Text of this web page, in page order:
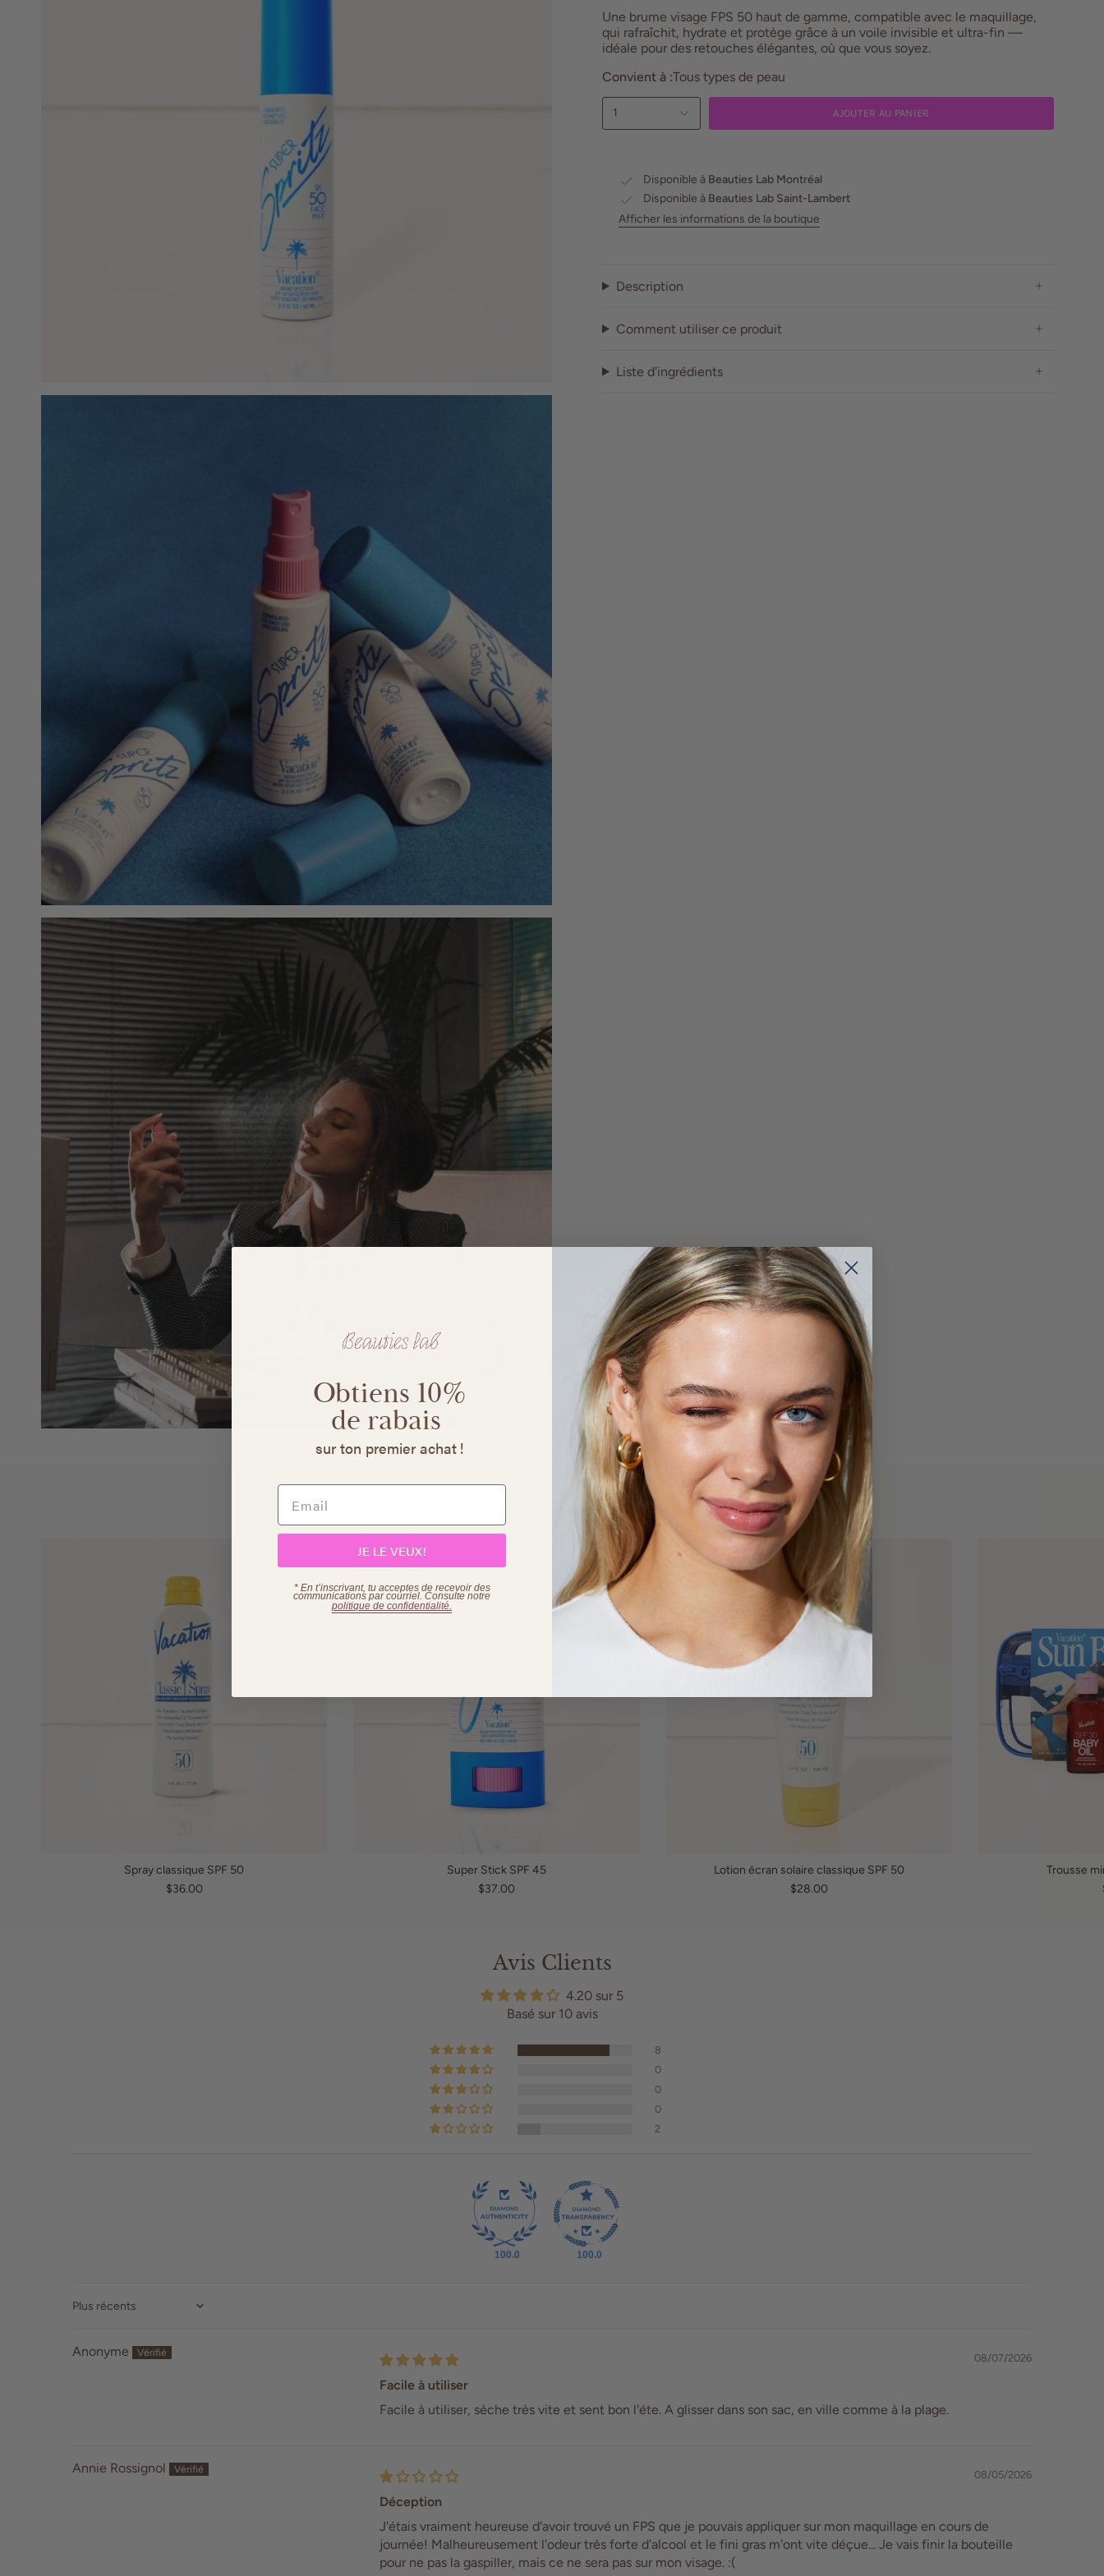
Une brume visage FPS 50 haut de gamme, compatible avec le maquillage,
qui rafraîchit, hydrate et protège grâce à un voile invisible et ultra-fin —
idéale pour des retouches élégantes, où que vous soyez.
Convient à :Tous types de peau
1 AJOUTER AU PANIER
Disponible à Beauties Lab Montréal
Disponible à Beauties Lab Saint-Lambert
Afficher les informations de la boutique
Description
Comment utiliser ce produit
Liste d'ingrédients
NOUS PENSONS QUE VOUS ALLEZ ADORER
Spray classique SPF 50
$36.00
Super Stick SPF 45
$37.00
Lotion écran solaire classique SPF 50
$28.00
Trousse
Avis Clients
4.20 sur 5
Basé sur 10 avis
8
0
0
0
2
100.0 100.0
Sort by
Anonyme 08/07/2026
Facile à utiliser
Facile à utiliser, sèche très vite et sent bon l'éte. A glisser dans son sac, en ville comme à la plage.
Annie Rossignol 08/05/2026
Déception
J'étais vraiment heureuse d'avoir trouvé un FPS que je pouvais appliquer sur mon maquillage en cours de
journée! Malheureusement l'odeur très forte d'alcool et le fini gras m'ont vite déçue... Je vais finir la bouteille
pour ne pas la gaspiller, mais ce ne sera pas sur mon visage. :(
Obtiens 10%
de rabais
sur ton premier achat !
JE LE VEUX!
* En t’inscrivant, tu acceptes de recevoir des
communications par courriel. Consulte notre
politique de confidentialité.